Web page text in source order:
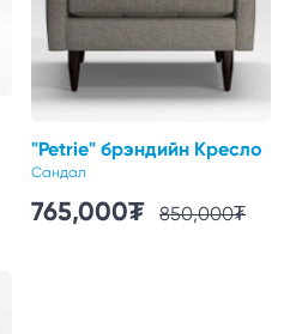
"Petrie" брэндийн Кресло
Сандал
765,000₮ 850,000₮